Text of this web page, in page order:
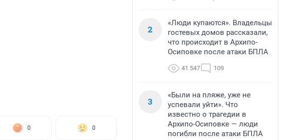
0 0
2
«Люди купаются». Владельцы
гостевых домов рассказали,
что происходит в Архипо-
Осиповке после атаки БПЛА
41 547 109
3
«Были на пляже, уже не
успевали уйти». Что
известно о трагедии в
Архипо-Осиповке — люди
погибли после атаки БПЛА